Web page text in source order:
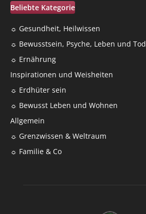
Beliebte Kategorie
☼ Gesundheit, Heilwissen
☼ Bewusstsein, Psyche, Leben und Tod
☼ Ernährung
Inspirationen und Weisheiten
☼ Erdhüter sein
☼ Bewusst Leben und Wohnen
Allgemein
☼ Grenzwissen & Weltraum
☼ Familie & Co